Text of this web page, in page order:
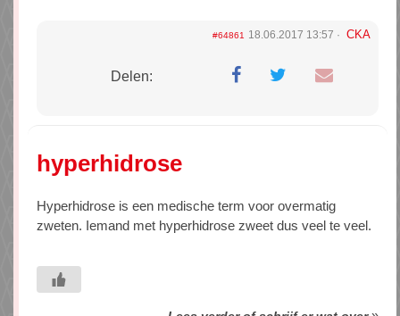
#64861 18.06.2017 13:57 CKA
Delen:
hyperhidrose
Hyperhidrose is een medische term voor overmatig
zweten. Iemand met hyperhidrose zweet dus veel te veel.